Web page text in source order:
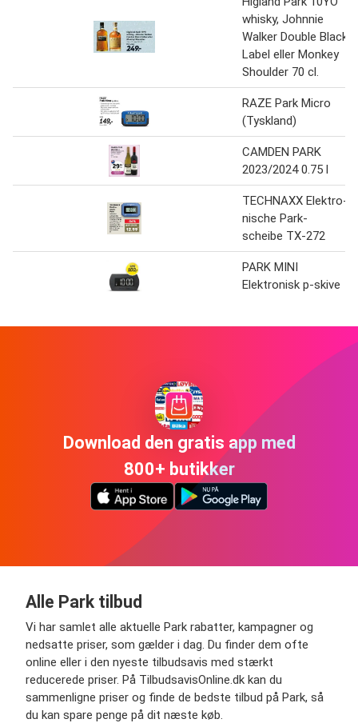
whisky, Johnnie
Walker Double Black
Label eller Monkey
Shoulder 70 cl.
RAZE Park Micro
(Tyskland)
CAMDEN PARK
2023/2024 0.75 l
TECHNAXX Elektro-
nische Park-
scheibe TX-272
PARK MINI
Elektronisk p-skive
Download den gratis app med
800+ butikker
Alle Park tilbud
Vi har samlet alle aktuelle Park rabatter, kampagner og
nedsatte priser, som gælder i dag. Du finder dem ofte
online eller i den nyeste tilbudsavis med stærkt
reducerede priser. På TilbudsavisOnline.dk kan du
sammenligne priser og finde de bedste tilbud på Park, så
du kan spare penge på dit næste køb.